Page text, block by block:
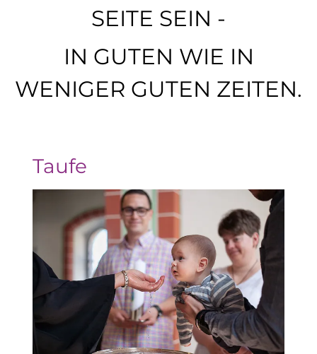
SEITE SEIN -
IN GUTEN WIE IN
WENIGER GUTEN ZEITEN.
Taufe